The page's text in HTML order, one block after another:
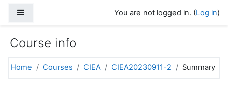
You are not logged in. (Log in)
Course info
Home Courses CIEA CIEA20230911-2 Summary